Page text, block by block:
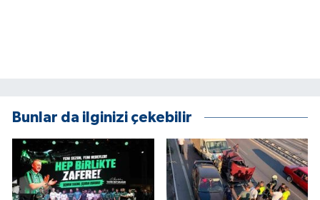
Bunlar da ilginizi çekebilir